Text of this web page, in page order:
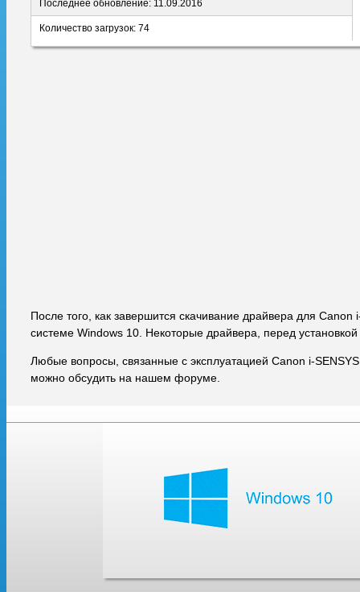
Последнее обновление: 11.09.2016
Количество загрузок: 74
После того, как завершится скачивание драйвера для
системе Windows 10. Некоторые драйвера, перед
Любые вопросы, связанные с эксплуатацией Canon i-
можно обсудить на нашем форуме.